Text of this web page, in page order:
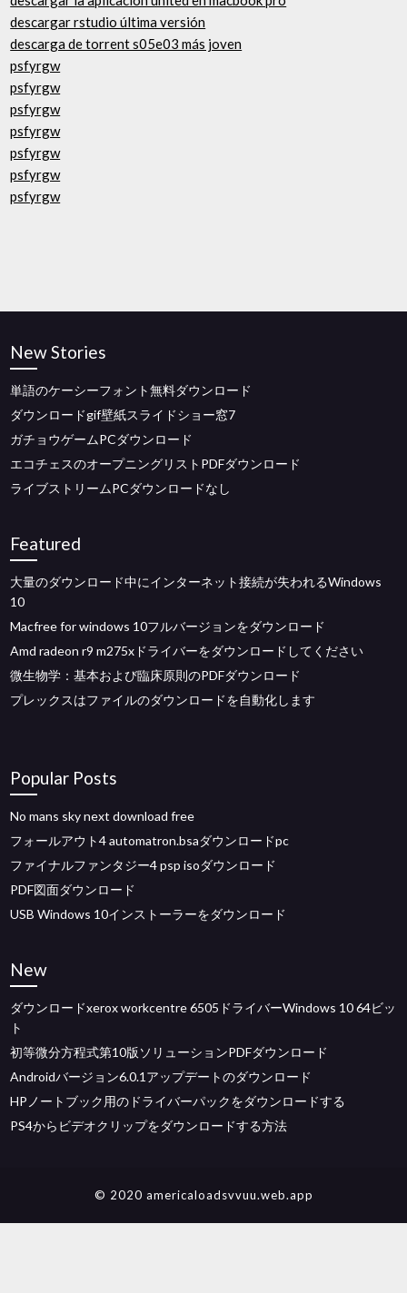
descargar rstudio última versión
descarga de torrent s05e03 más joven
psfyrgw
psfyrgw
psfyrgw
psfyrgw
psfyrgw
psfyrgw
psfyrgw
New Stories
単語のケーシーフォント無料ダウンロード
ダウンロードgif壁紙スライドショー窓7
ガチョウゲームPCダウンロード
エコチェスのオープニングリストPDFダウンロード
ライブストリームPCダウンロードなし
Featured
大量のダウンロード中にインターネット接続が失われるWindows
10
Macfree for windows 10フルバージョンをダウンロード
Amd radeon r9 m275xドライバーをダウンロードしてください
微生物学：基本および臨床原則のPDFダウンロード
プレックスはファイルのダウンロードを自動化します
Popular Posts
No mans sky next download free
フォールアウト4 automatron.bsaダウンロードpc
ファイナルファンタジー4 psp isoダウンロード
PDF図面ダウンロード
USB Windows 10インストーラーをダウンロード
New
ダウンロードxerox workcentre 6505ドライバーWindows 10 64ビッ
ト
初等微分方程式第10版ソリューションPDFダウンロード
Androidバージョン6.0.1アップデートのダウンロード
HPノートブック用のドライバーパックをダウンロードする
PS4からビデオクリップをダウンロードする方法
© 2020 americaloadsvvuu.web.app